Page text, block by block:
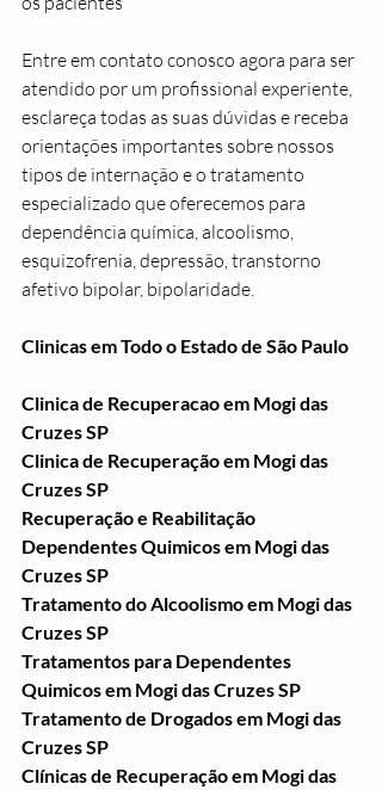
Entre em contato conosco agora para ser
atendido por um profissional experiente,
esclareça todas as suas dúvidas e receba
orientações importantes sobre nossos
tipos de internação e o tratamento
especializado que oferecemos para
dependência química, alcoolismo,
esquizofrenia, depressão, transtorno
afetivo bipolar, bipolaridade.
Clinicas em Todo o Estado de São Paulo
Clinica de Recuperacao em Mogi das
Cruzes SP
Clinica de Recuperação em Mogi das
Cruzes SP
Recuperação e Reabilitação
Dependentes Quimicos em Mogi das
Cruzes SP
Tratamento do Alcoolismo em Mogi das
Cruzes SP
Tratamentos para Dependentes
Quimicos em Mogi das Cruzes SP
Tratamento de Drogados em Mogi das
Cruzes SP
Clínicas de Recuperação em Mogi das